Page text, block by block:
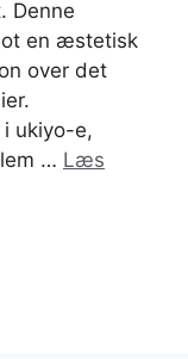
Denne
en æstetisk
over det
ukiyo-e,
… Læs